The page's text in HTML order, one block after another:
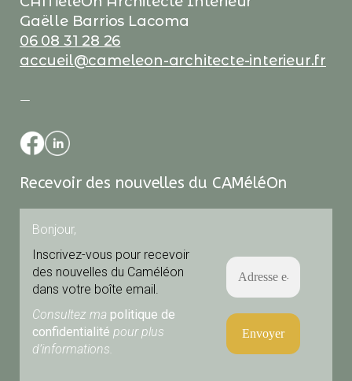
Gaëlle Barrios Lacoma
06 08 31 28 26
accueil@cameleon-architecte-interieur.fr
—
Recevoir des nouvelles du CAMéléOn
Bonjour,
Inscrivez-vous pour recevoir
des nouvelles du Caméléon
dans votre boîte email.
Consultez ma politique de
confidentialité pour plus
d’informations.